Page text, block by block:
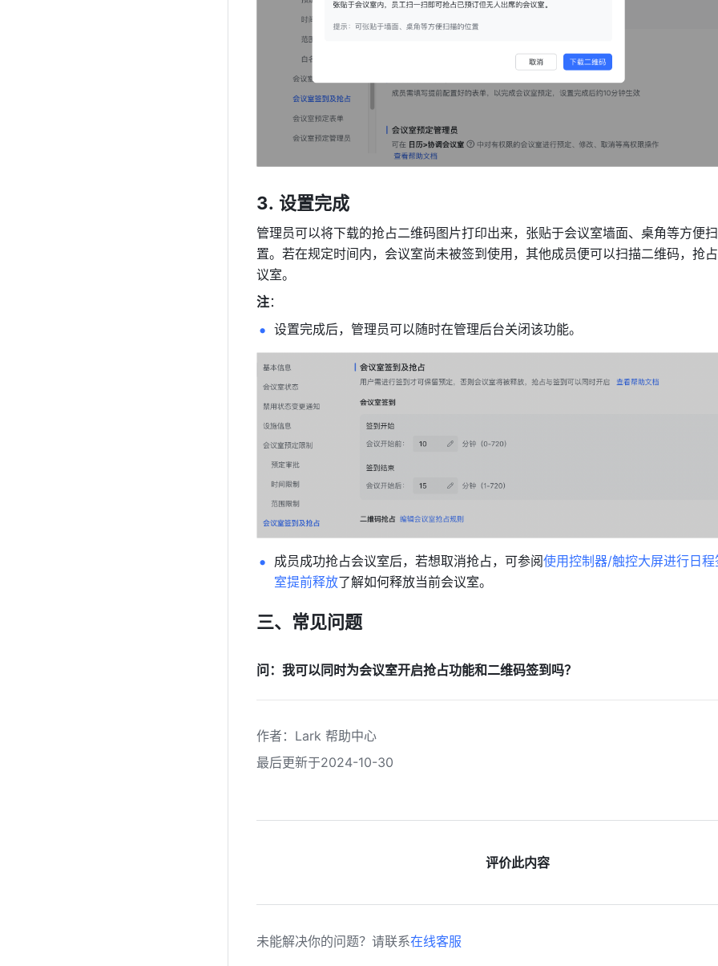
设置完成
管理员可以将下载的抢占二维码图片打印出来，张贴于会议室墙面、桌角等方便
置。若在规定时间内，会议室尚未被签到使用，其他成员便可以扫描二维码，抢
议室。
注：
设置完成后，管理员可以随时在管理后台关闭该功能。
成员成功抢占会议室后，若想取消抢占，可参阅使用控制器/触控大屏进行日
室提前释放了解如何释放当前会议室。
三、常见问题
问：我可以同时为会议室开启抢占功能和二维码签到吗？
作者 ： Lark 帮助中心
最后更新于2024-10-30
评价此内容
未能解决你的问题？请联系在线客服